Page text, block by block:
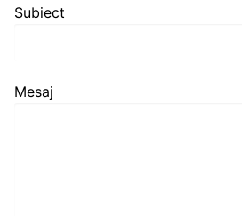
Subiect
Mesaj